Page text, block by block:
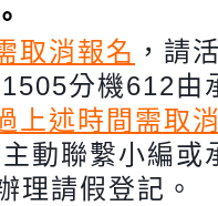
。
取消報名 ，請
分機612由
上述時間需取
動聯繫小編或
理請假登記。